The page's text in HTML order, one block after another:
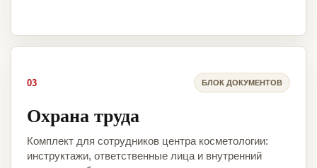
03 БЛОК ДОКУМЕНТОВ
Охрана труда
Комплект для сотрудников центра косметологии:
инструктажи, ответственные лица и внутренний